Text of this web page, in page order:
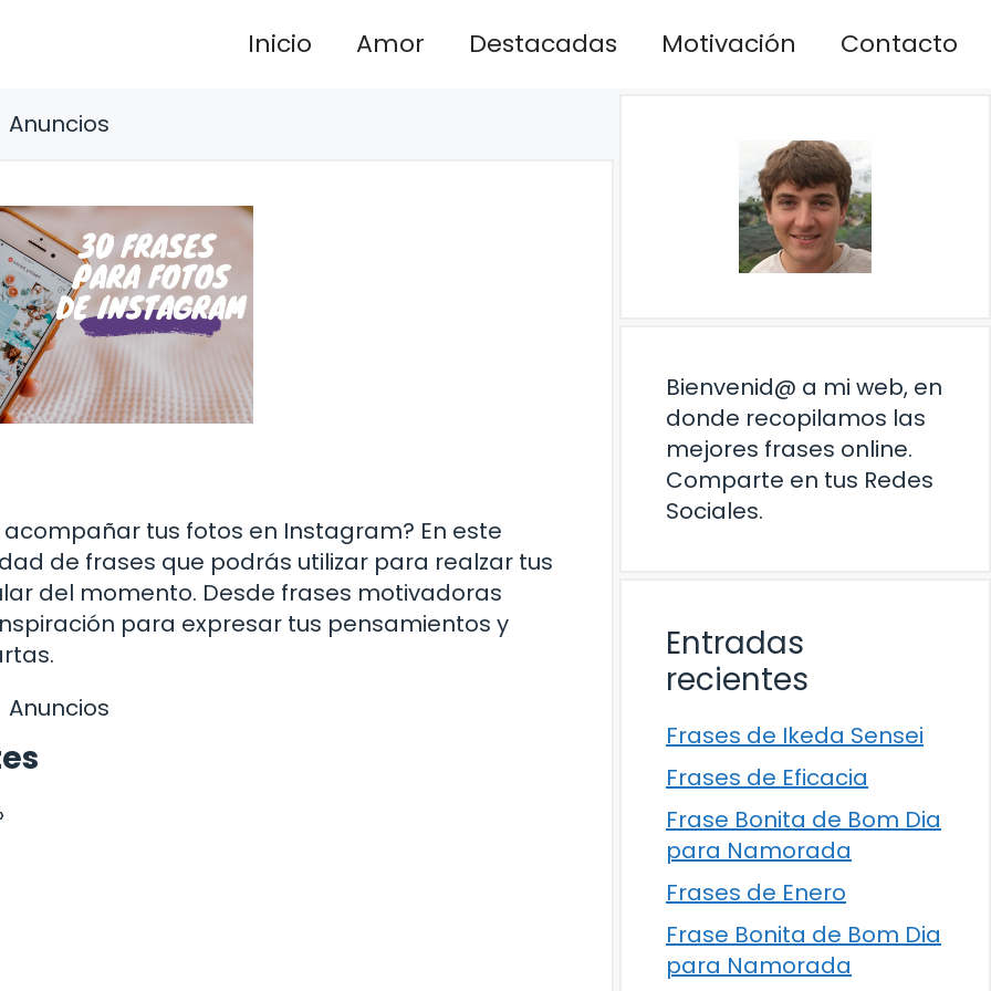
Inicio Amor Destacadas Motivación Contacto
Anuncios
tus fotos en Instagram? En este
de frases que podrás utilizar para realzar tus
del momento. Desde frases motivadoras
para expresar tus pensamientos y
Anuncios
Bienvenid@ a mi web, en
donde recopilamos las
mejores frases online.
Comparte en tus Redes
Sociales.
Entradas
recientes
Frases de Ikeda Sensei
Frases de Eficacia
Frase Bonita de Bom Dia
para Namorada
Frases de Enero
Frase Bonita de Bom Dia
para Namorada